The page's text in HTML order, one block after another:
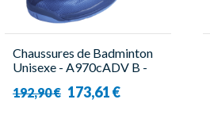
Chaussures de Badminton
Unisexe - A970cADV B -
192,90 € 173,61 €